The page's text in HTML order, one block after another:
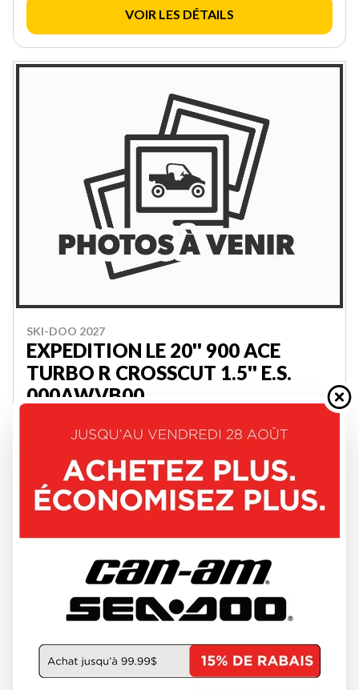
VOIR LES DÉTAILS
SKI-DOO 2027
EXPEDITION LE 20'' 900 ACE
TURBO R CROSSCUT 1.5'' E.S.
000AWVB00
22 694 $
VOIR LES DÉTAILS